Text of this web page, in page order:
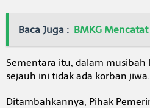
Baca Juga : BMKG
Sementara itu, dalam
sejauh ini tidak ada korban jiwa.
Ditambahkannya, Pihak